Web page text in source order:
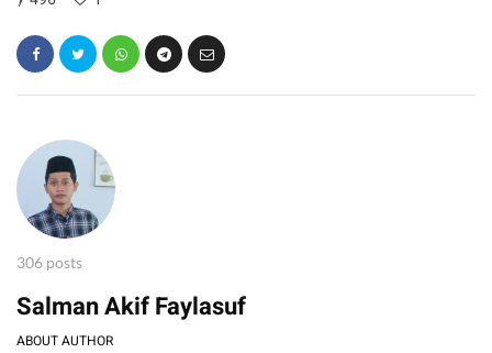
306 posts
Salman Akif Faylasuf
ABOUT AUTHOR